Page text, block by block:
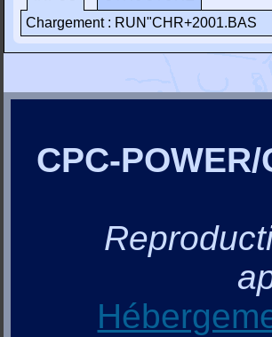
Chargement : RUN"CHR+2001.BAS
CPC-